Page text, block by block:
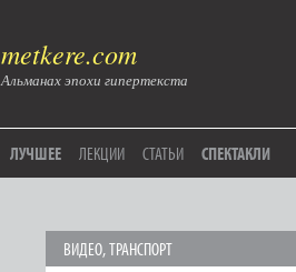
metkere.com
Альманах эпохи гипертекста
ЛУЧШЕЕ ЛЕКЦИИ СТАТЬИ СПЕКТАКЛИ
ВИДЕО,ТРАНСПОРТ